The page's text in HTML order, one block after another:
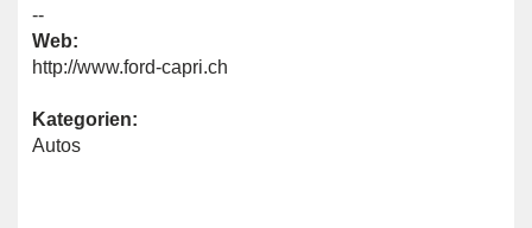
--
Web:
http://www.ford-capri.ch
Kategorien:
Autos